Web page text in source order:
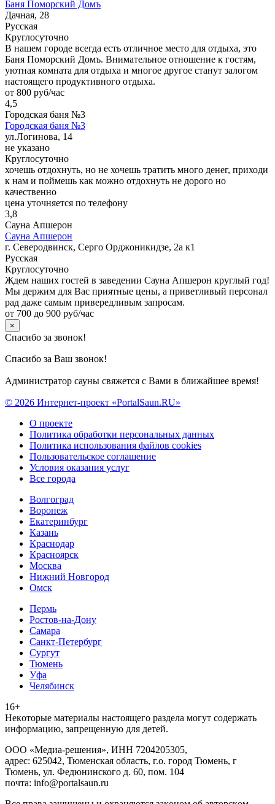
Баня Поморский Домъ
Дачная, 28
Русская
Круглосуточно
В нашем городе всегда есть отличное место для отдыха, это
Баня Поморский Домъ. Внимательное отношение к гостям,
уютная комната для отдыха и многое другое станут залогом
настоящего продуктивного отдыха.
от 800 руб/час
4,5
Городская баня №3
Городская баня №3
ул.Логинова, 14
не указано
Круглосуточно
хочешь отдохнуть, но не хочешь тратить много денег, приходи
к нам и поймешь как можно отдохнуть не дорого но
качественно
цена уточняется по телефону
3,8
Сауна Апшерон
Сауна Апшерон
г. Северодвинск, Серго Орджоникидзе, 2а к1
Русская
Круглосуточно
Ждем наших гостей в заведении Сауна Апшерон круглый год!
Мы держим для Вас приятные цены, а приветливый персонал
рад даже самым привередливым запросам.
от 700 до 900 руб/час
×
Спасибо за звонок!
Спасибо за Ваш звонок!
Администратор сауны свяжется с Вами в ближайшее время!
© 2026 Интернет-проект «PortalSaun.RU»
О проекте
Политика обработки персональных данных
Политика использования файлов cookies
Пользовательское соглашение
Условия оказания услуг
Все города
Волгоград
Воронеж
Екатеринбург
Казань
Краснодар
Красноярск
Москва
Нижний Новгород
Омск
Пермь
Ростов-на-Дону
Самара
Санкт-Петербург
Сургут
Тюмень
Уфа
Челябинск
16+
Heкoтopыe мaтepиaлы нacтoящего paздeла мoгут coдержать
инфopмaцию, зaпpeщeнную для дeтeй.
ООО «Медиа-решения», ИНН 7204205305,
адрес: 625042, Тюменская область, г.о. город Тюмень, г
Тюмень, ул. Федюнинского д. 60, пом. 104
почта: info@portalsaun.ru